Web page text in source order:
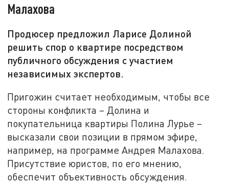
Малахова
Продюсер предложил Ларисе Долиной
решить спор о квартире посредством
публичного обсуждения с участием
независимых экспертов.
Пригожин считает необходимым, чтобы все
стороны конфликта – Долина и
покупательница квартиры Полина Лурье –
высказали свои позиции в прямом эфире,
например, на программе Андрея Малахова.
Присутствие юристов, по его мнению,
обеспечит объективность обсуждения.